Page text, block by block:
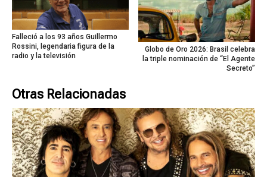
Falleció a los 93 años Guillermo
Rossini, legendaria figura de la
radio y la televisión
Globo de Oro 2026: Brasil celebra
la triple nominación de “El Agente
Secreto”
Otras Relacionadas